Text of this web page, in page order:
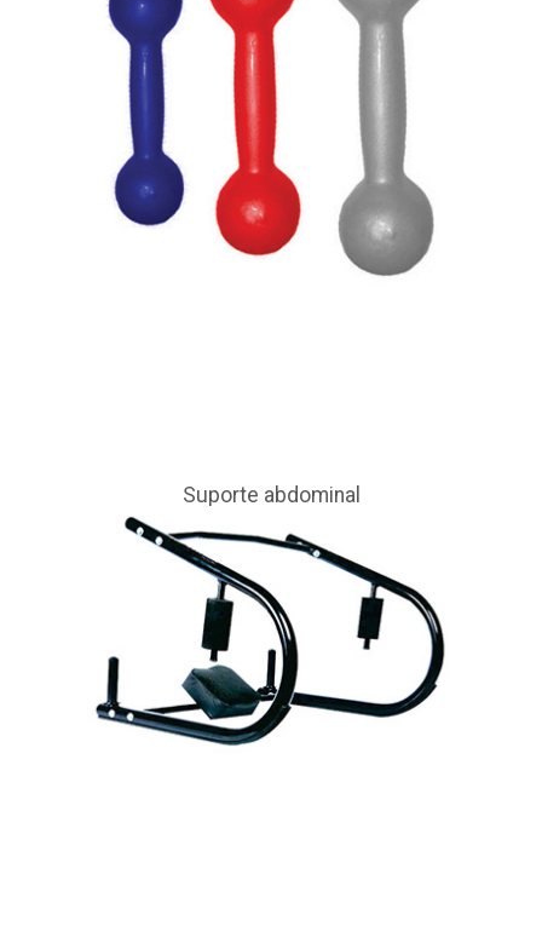
Suporte abdominal